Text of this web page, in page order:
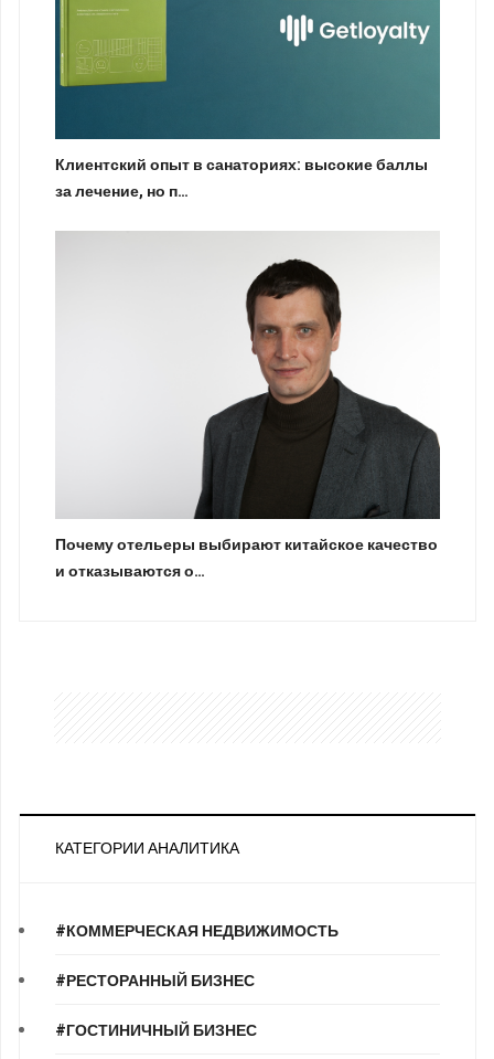
Клиентский опыт в санаториях: высокие баллы
за лечение, но п…
Почему отельеры выбирают китайское качество
и отказываются о…
КАТЕГОРИИ АНАЛИТИКА
#КОММЕРЧЕСКАЯ НЕДВИЖИМОСТЬ
#РЕСТОРАННЫЙ БИЗНЕС
#ГОСТИНИЧНЫЙ БИЗНЕС